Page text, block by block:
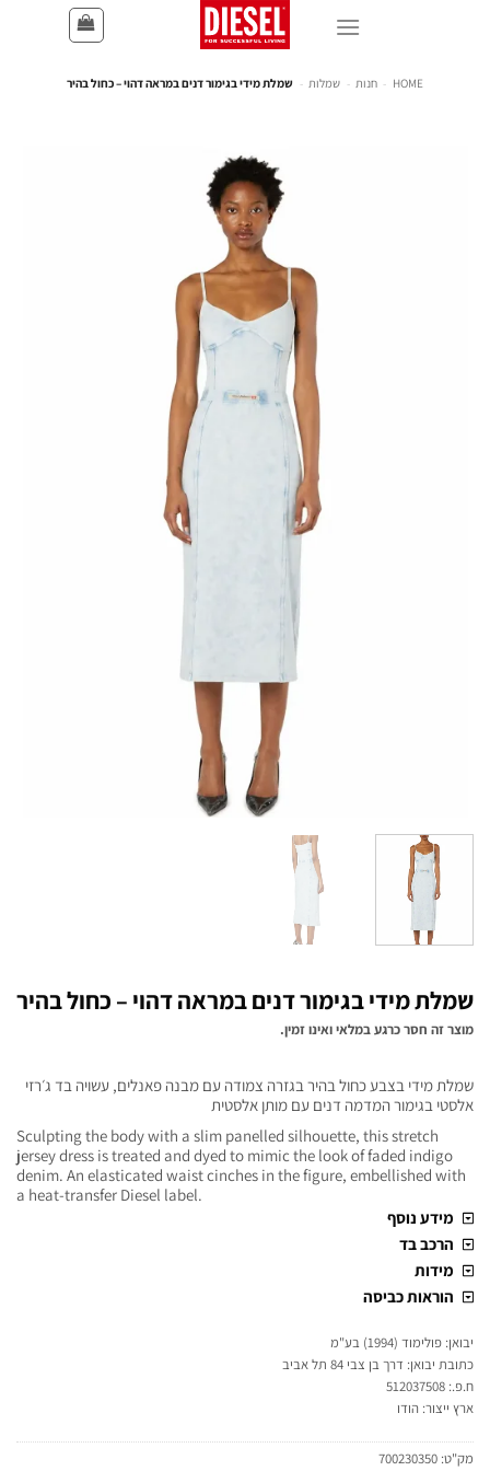
HOME
- חנות - שמלות - שמלת מידי בגימור דנים במראה דהוי – כחול בהיר
שמלת מידי בגימור דנים במראה דהוי – כחול בהיר
מוצר זה חסר כרגע במלאי ואינו זמין.
שמלת מידי בצבע כחול בהיר בגזרה צמודה עם מבנה פאנלים, עשויה בד ג׳רזי
אלסטי בגימור המדמה דנים עם מותן אלסטית
Sculpting the body with a slim panelled silhouette, this stretch
jersey dress is treated and dyed to mimic the look of faded indigo
denim. An elasticated waist cinches in the figure, embellished with
a heat-transfer Diesel label.
מידע נוסף
הרכב בד
מידות
הוראות כביסה
יבואן: פולימוד (1994) בע"מ
כתובת יבואן: דרך בן צבי 84 תל אביב
ח.פ.: 512037508
ארץ ייצור: הודו
מק"ט: 700230350